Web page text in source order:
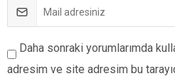
Daha sonraki yorumlarımda
adresim ve site adresim bu